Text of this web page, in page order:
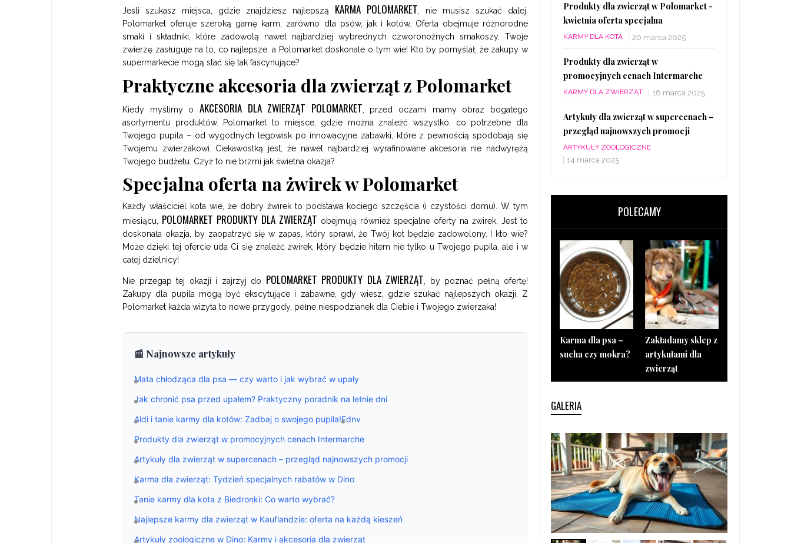
Jeśli szukasz miejsca, gdzie znajdziesz najlepszą KARMA POLOMARKET, nie musisz szukać dalej.
Polomarket oferuje szeroką gamę karm, zarówno dla psów, jak i kotów. Oferta obejmuje różnorodne
smaki i składniki, które zadowolą nawet najbardziej wybrednych czworonożnych smakoszy. Twoje
zwierzę zasługuje na to, co najlepsze, a Polomarket doskonale o tym wie! Kto by pomyślał, że zakupy w
supermarkecie mogą stać się tak fascynujące?
Praktyczne akcesoria dla zwierząt z Polomarket
Kiedy myślimy o AKCESORIA DLA ZWIERZĄT POLOMARKET , przed oczami mamy obraz bogatego
asortymentu produktów. Polomarket to miejsce, gdzie można znaleźć wszystko, co potrzebne dla
Twojego pupila – od wygodnych legowisk po innowacyjne zabawki, które z pewnością spodobają się
Twojemu zwierzakowi. Ciekawostką jest, że nawet najbardziej wyrafinowane akcesoria nie nadwyrężą
Twojego budżetu. Czyż to nie brzmi jak świetna okazja?
Specjalna oferta na żwirek w Polomarket
Każdy właściciel kota wie, że dobry żwirek to podstawa kociego szczęścia (i czystości domu). W tym
miesiącu, POLOMARKET PRODUKTY DLA ZWIERZĄT obejmują również specjalne oferty na żwirek. Jest to
doskonała okazja, by zaopatrzyć się w zapas, który sprawi, że Twój kot będzie zadowolony. I kto wie?
Może dzięki tej ofercie uda Ci się znaleźć żwirek, który będzie hitem nie tylko u Twojego pupila, ale i w
całej dzielnicy!
Nie przegap tej okazji i zajrzyj do POLOMARKET PRODUKTY DLA ZWIERZĄT , by poznać pełną ofertę!
Zakupy dla pupila mogą być ekscytujące i zabawne, gdy wiesz, gdzie szukać najlepszych okazji. Z
Polomarket każda wizyta to nowe przygody, pełne niespodzianek dla Ciebie i Twojego zwierzaka!
📰 Najnowsze artykuły
Mata chłodząca dla psa — czy warto i jak wybrać w upały
Jak chronić psa przed upałem? Praktyczny poradnik na letnie dni
Aldi i tanie karmy dla kotów: Zadbaj o swojego pupila!Ednv
Produkty dla zwierząt w promocyjnych cenach Intermarche
Artykuły dla zwierząt w supercenach – przegląd najnowszych promocji
Karma dla zwierząt: Tydzień specjalnych rabatów w Dino
Tanie karmy dla kota z Biedronki: Co warto wybrać?
Najlepsze karmy dla zwierząt w Kauflandzie: oferta na każdą kieszeń
Artykuły zoologiczne w Dino: Karmy i akcesoria dla zwierząt
Produkty dla zwierząt w Polomarket -
kwietnia oferta specjalna
KARMY DLA KOTA 20 marca 2025
Produkty dla zwierząt w
promocyjnych cenach Intermarche
KARMY DLA ZWIERZĄT 18 marca 2025
Artykuły dla zwierząt w supercenach –
przegląd najnowszych promocji
ARTYKUŁY ZOOLOGICZNE
14 marca 2025
POLECAMY
Karma dla psa –
sucha czy mokra?
Zakładamy sklep z
artykułami dla
zwierząt
GALERIA